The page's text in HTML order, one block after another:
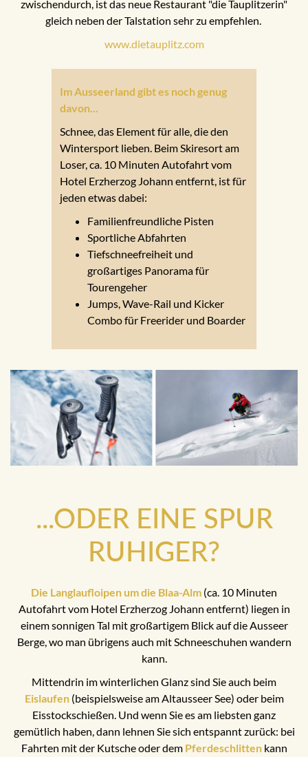
zwischendurch, ist das neue Restaurant "die Tauplitzerin"
gleich neben der Talstation sehr zu empfehlen.
www.dietauplitz.com
Im Ausseerland gibt es noch genug
davon...
Schnee, das Element für alle, die den
Wintersport lieben. Beim Skiresort am
Loser, ca. 10 Minuten Autofahrt vom
Hotel Erzherzog Johann entfernt, ist für
jeden etwas dabei:
Familienfreundliche Pisten
Sportliche Abfahrten
Tiefschneefreiheit und
großartiges Panorama für
Tourengeher
Jumps, Wave-Rail und Kicker
Combo für Freerider und Boarder
...ODER EINE SPUR
RUHIGER?
Die Langlaufloipen um die Blaa-Alm (ca. 10 Minuten
Autofahrt vom Hotel Erzherzog Johann entfernt) liegen in
einem sonnigen Tal mit großartigem Blick auf die Ausseer
Berge, wo man übrigens auch mit Schneeschuhen wandern
kann.
Mittendrin im winterlichen Glanz sind Sie auch beim
Eislaufen(beispielsweise am Altausseer See) oder beim
Eisstockschießen. Und wenn Sie es am liebsten ganz
gemütlich haben, dann lehnen Sie sich entspannt zurück: bei
Fahrten mit der Kutsche oder dem Pferdeschlittenkann